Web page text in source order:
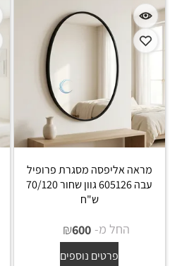
מראה אליפסה מסגרת פרופיל
עבה 605126 גוון שחור 70/120
ש"ח
החל מ- ₪600
פרטים נוספים